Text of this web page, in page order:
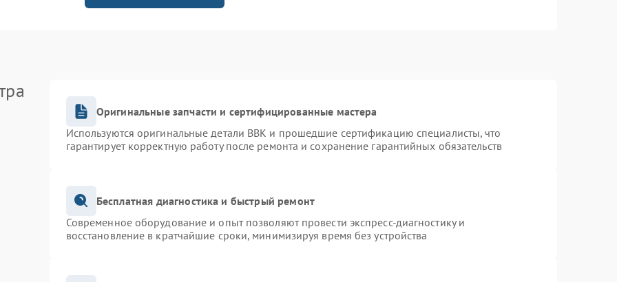
Оригинальные запчасти и сертифицированные мастера
Используются оригинальные детали BBK и прошедшие сертификацию специалисты, что
гарантирует корректную работу после ремонта и сохранение гарантийных обязательств
Бесплатная диагностика и быстрый ремонт
Современное оборудование и опыт позволяют провести экспресс-диагностику и
восстановление в кратчайшие сроки, минимизируя время без устройства